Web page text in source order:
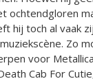
ochtendgloren
hij toch al vaak
Zo
voor
Cab For